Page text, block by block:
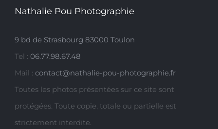
Nathalie Pou Photographie
9 bd de Strasbourg 83000 Toulon
Tel : 06.77.98.67.48
Mail : contact@nathalie-pou-photographie.fr
Toutes les photos présentées sur ce site sont
protégées. Toute copie, totale ou partielle est
strictement interdite.